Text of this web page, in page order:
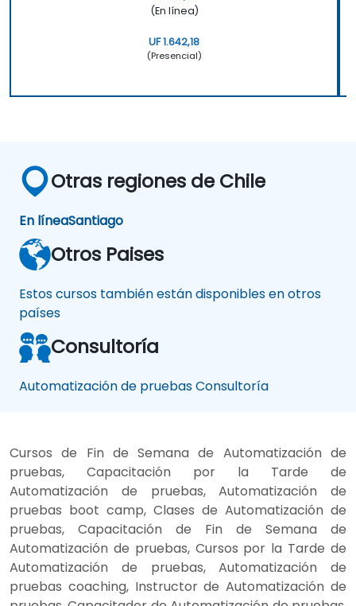
(En línea)
UF 1.642,18
(Presencial)
Otras regiones de Chile
En líneaSantiago
Otros Paises
Estos cursos también están disponibles en otros
países
Consultoría
Automatización de pruebas Consultoría
Cursos de Fin de Semana de Automatización de
pruebas, Capacitación por la Tarde de
Automatización de pruebas, Automatización de
pruebas boot camp, Clases de Automatización de
pruebas, Capacitación de Fin de Semana de
Automatización de pruebas, Cursos por la Tarde de
Automatización de pruebas, Automatización de
pruebas coaching, Instructor de Automatización de